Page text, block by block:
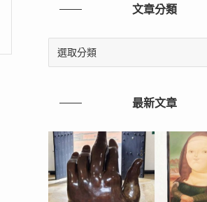
文章分類
最新文章